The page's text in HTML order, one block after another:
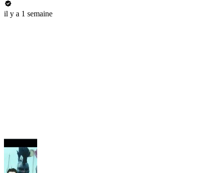
il y a 1 semaine